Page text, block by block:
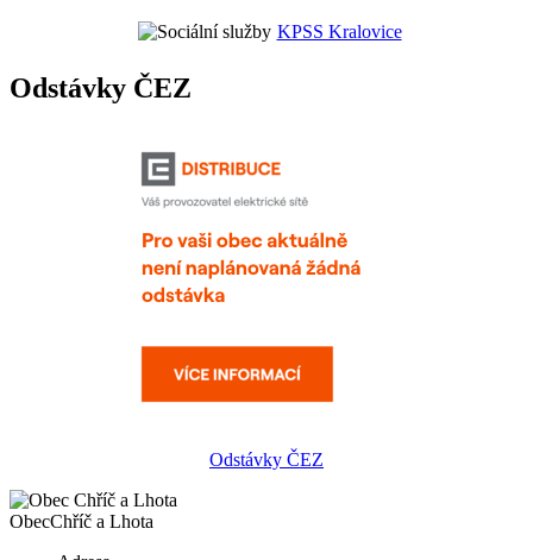
KPSS Kralovice
Odstávky ČEZ
Odstávky ČEZ
ObecChříč a Lhota